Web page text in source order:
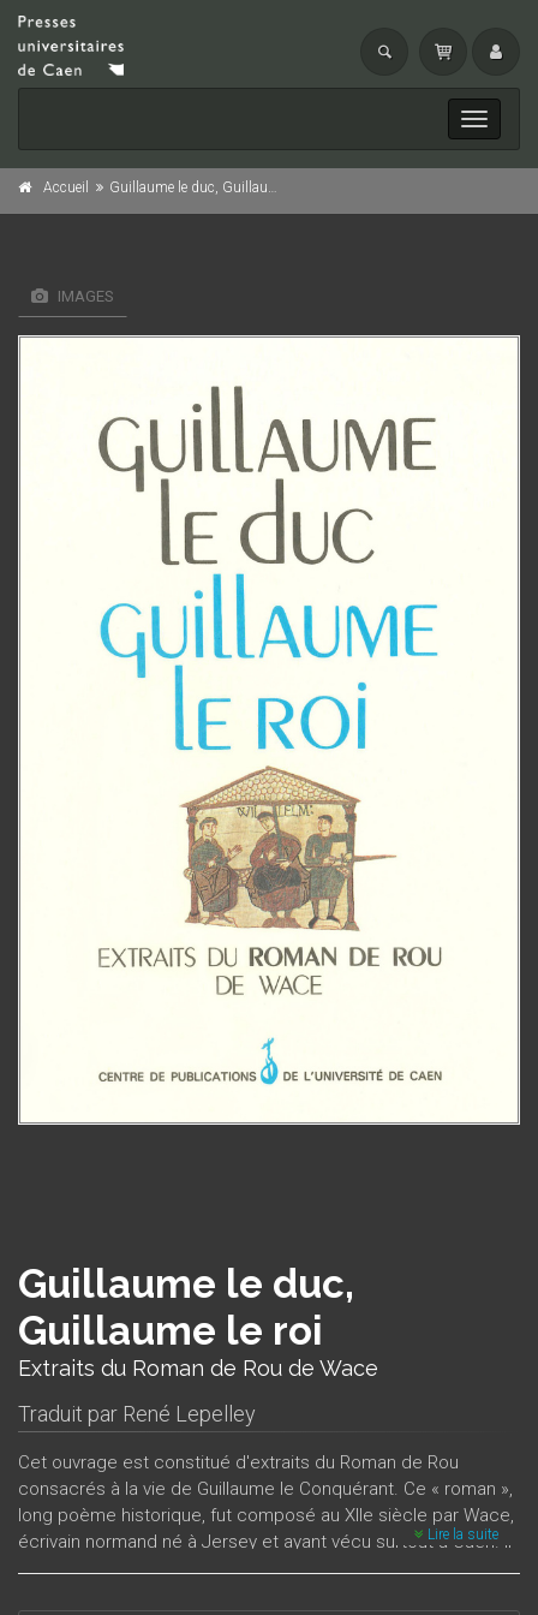
Toggle
Accueil Guillaume le duc, Guillaume le roi
IMAGES
Guillaume le duc,
Guillaume le roi
Extraits du Roman de Rou de Wace
Traduit par René Lepelley
Cet ouvrage est constitué d'extraits du Roman de Rou
consacrés à la vie de Guillaume le Conquérant. Ce « roman »,
long poème historique, fut composé au XIIe siècle par Wace,
écrivain normand né à Jersey et ayant vécu surtout à Caen. Il
retrace l’histoire des neuf premiers ducs de Normandie,
Lire la suite